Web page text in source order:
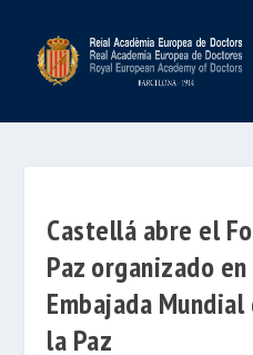
Castellá abre el
Paz organizado
Embajada
la Paz